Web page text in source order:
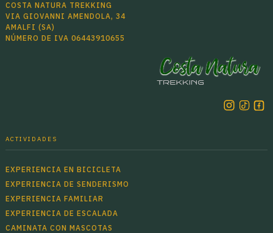
COSTA NATURA TREKKING
VIA GIOVANNI AMENDOLA, 34
AMALFI (SA)
NÚMERO DE IVA 06443910655
ACTIVIDADES
EXPERIENCIA EN BICICLETA
EXPERIENCIA DE SENDERISMO
EXPERIENCIA FAMILIAR
EXPERIENCIA DE ESCALADA
CAMINATA CON MASCOTAS